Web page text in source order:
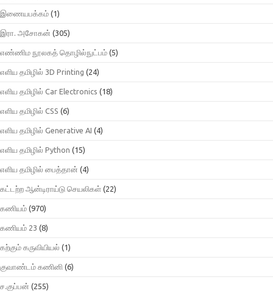
இணையபக்கம் (1)
இரா. அசோகன் (305)
எண்ணிம நூலகத் தொழில்நுட்பம் (5)
எளிய தமிழில் 3D Printing (24)
எளிய தமிழில் Car Electronics (18)
எளிய தமிழில் CSS (6)
எளிய தமிழில் Generative AI (4)
எளிய தமிழில் Python (15)
எளிய தமிழில் பைத்தான் (4)
கட்டற்ற ஆன்டிராய்டு செயலிகள் (22)
கணியம் (970)
கணியம் 23 (8)
கற்கும் கருவியியல் (1)
குவாண்டம் கணினி (6)
ச.குப்பன் (255)